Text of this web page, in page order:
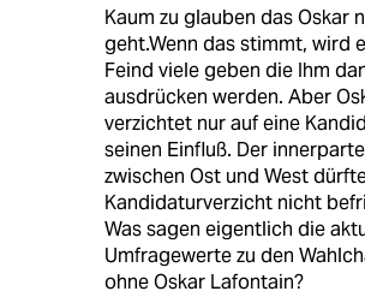
Kaum zu glauben das Oskar
geht.Wenn das stimmt, wird
Feind viele geben die Ihm
ausdrücken werden. Aber
verzichtet nur auf eine
seinen Einfluß. Der
zwischen Ost und West
Kandidaturverzicht nicht
Was sagen eigentlich die
Umfragewerte zu den
ohne Oskar Lafontain?